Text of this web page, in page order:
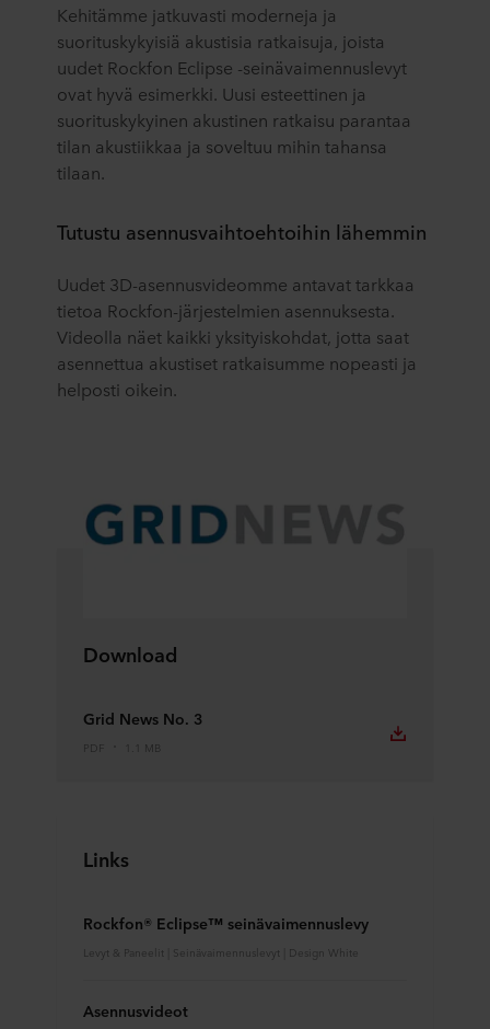
Kehitämme jatkuvasti moderneja ja
suorituskykyisiä akustisia ratkaisuja, joista
uudet Rockfon Eclipse -seinävaimennuslevyt
ovat hyvä esimerkki. Uusi esteettinen ja
suorituskykyinen akustinen ratkaisu parantaa
tilan akustiikkaa ja soveltuu mihin tahansa
tilaan.
Tutustu asennusvaihtoehtoihin lähemmin
Uudet 3D-asennusvideomme antavat tarkkaa
tietoa Rockfon-järjestelmien asennuksesta.
Videolla näet kaikki yksityiskohdat, jotta saat
asennettua akustiset ratkaisumme nopeasti ja
helposti oikein.
Download
Grid News No. 3
PDF 1.1 MB
Links
Rockfon® Eclipse™ seinävaimennuslevy
Levyt & Paneelit | Seinävaimennuslevyt | Design White
Asennusvideot